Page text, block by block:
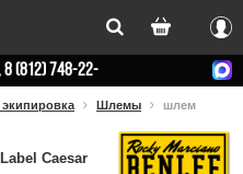
Вход
(812) 748-22-
Шлемы
шлем
Caesar